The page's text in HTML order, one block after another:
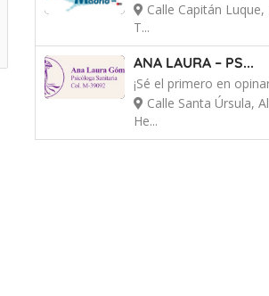
Calle Capitán Luque,
T...
ANA LAURA – PS...
¡Sé el primero en
Calle Santa Úrsula,
He...